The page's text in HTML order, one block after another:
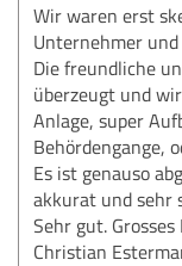
Wir waren erst
Unternehmer
Die freundliche
überzeugt und
Anlage, super
Behördengange,
Es ist genauso
akkurat und sehr
Sehr gut.
Christian